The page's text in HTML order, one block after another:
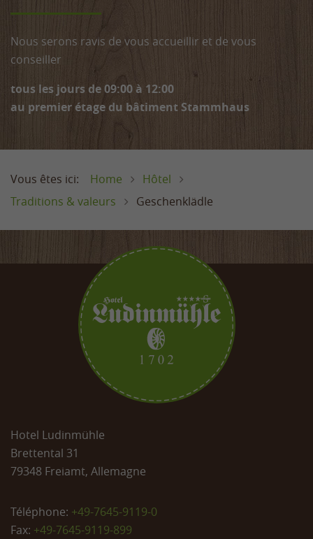
Nous serons ravis de vous accueillir et de vous
conseiller
tous les jours de 09:00 à 12:00
au premier étage du bâtiment Stammhaus
Home
Hôtel
Traditions & valeurs
Geschenklädle
Hotel Ludinmühle
Brettental 31
79348 Freiamt, Allemagne
Téléphone: +49-7645-9119-0
Fax: +49-7645-9119-899